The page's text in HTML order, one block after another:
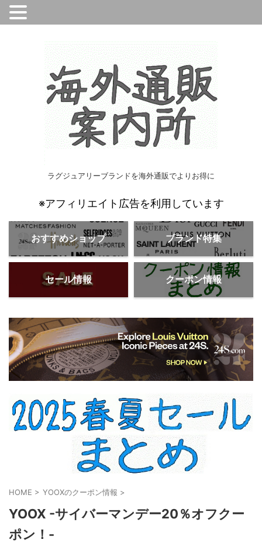
ラグジュアリーブランドを海外通販でよりお得に
※アフィリエイト広告を利用しています
おすすめショップ ブランド特集
セール情報 クーポン情報
HOME > YOOXのクーポン情報 >
YOOX -サイバーマンデー20％オフクー
ポン！-